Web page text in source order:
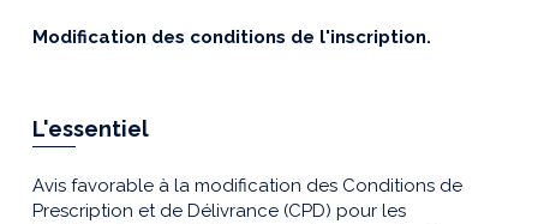
Modification des conditions de l'inscription.
L'essentiel
Avis favorable à la modification des Conditions de
Prescription et de Délivrance (CPD) pour les